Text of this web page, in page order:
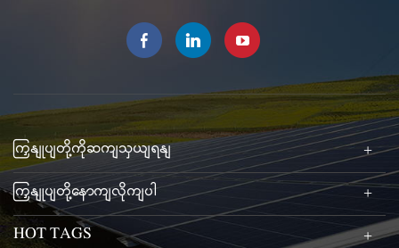
ကြှနျုပျတို့ကိုဆကျသှယျရနျ
ကြှနျုပျတို့နောကျလိုကျပါ
HOT TAGS